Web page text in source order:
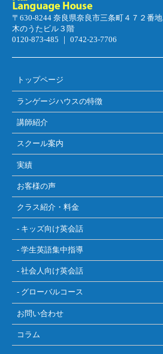
〒630-8244 奈良県奈良市三条町４７２番地
木のうたビル３階
0120-873-485 ｜ 0742-23-7706
トップページ
ランゲージハウスの特徴
講師紹介
スクール案内
実績
お客様の声
クラス紹介・料金
- キッズ向け英会話
- 学生英語集中指導
- 社会人向け英会話
- グローバルコース
お問い合わせ
コラム